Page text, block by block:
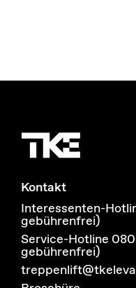
Kontakt
Interessenten-
gebührenfrei)
Service-Hotline
gebührenfrei)